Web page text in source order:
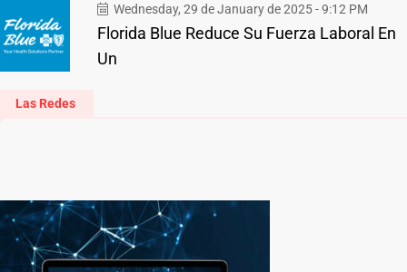
Wednesday, 29 de January de 2025 - 9:12 PM
Florida Blue Reduce Su Fuerza Laboral En
Un
Las Redes